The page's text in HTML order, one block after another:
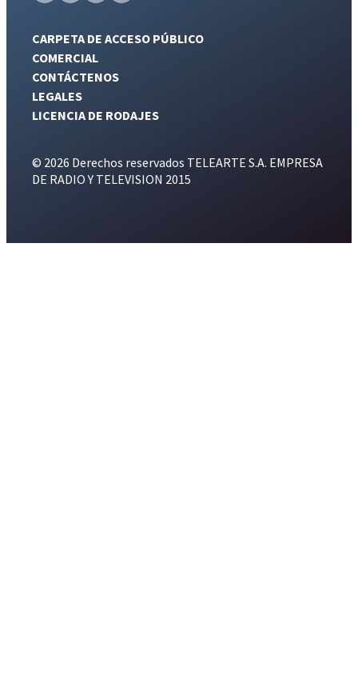
CARPETA DE ACCESO PÚBLICO
COMERCIAL
CONTÁCTENOS
LEGALES
LICENCIA DE RODAJES
© 2026 Derechos reservados TELEARTE S.A. EMPRESA
DE RADIO Y TELEVISION 2015